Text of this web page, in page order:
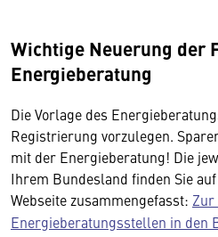
Wichtige Neuerung der
Energieberatung
Die Vorlage des
Registrierung vorzulegen.
mit der Energieberatung! Die
Ihrem Bundesland finden Sie
Webseite zusammengefasst:
Energieberatungsstellen in den